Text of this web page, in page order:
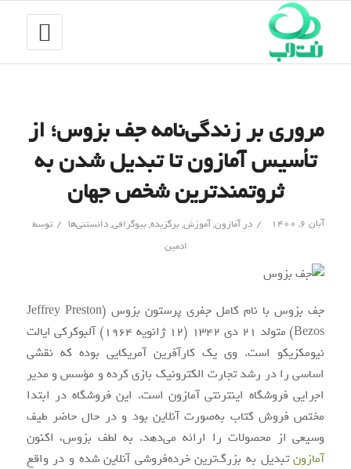
مروری بر زندگی‌نامه جف بزوس؛ از
تأسیس آمازون تا تبدیل شدن به
ثروتمندترین شخص جهان
آبان ۶, ۱۴۰۰ / درآمازون,آموزش,برگزیده,بیوگرافی,دانستنی‌‌ها / توسط
ادمین
جف بزوس با نام کامل جفری پرستون بزوس (Jeffrey Preston
Bezos) متولد 21 دی 1342 (12 ژانویه 1964) آلبوکرکی ایالت
نیومکزیکو است. وی یک کارآفرین آمریکایی بوده که نقشی
اساسی را در رشد تجارت الکترونیک بازی کرده و مؤسس و مدیر
اجرایی فروشگاه اینترنتی آمازون است. این فروشگاه در ابتدا
مختص فروش کتاب به‌صورت آنلاین بود و در حال حاضر طیف
وسیعی از محصولات را ارائه می‌دهد. به لطف بزوس، اکنون
آمازونتبدیل به بزرگ‌ترین خرده‌فروشی آنلاین شده و در واقع